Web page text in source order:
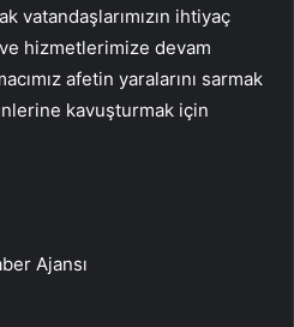
vatandaşlarımızın ihtiyaç
hizmetlerimize devam
afetin yaralarını sarmak
kavuşturmak için
Ajansı